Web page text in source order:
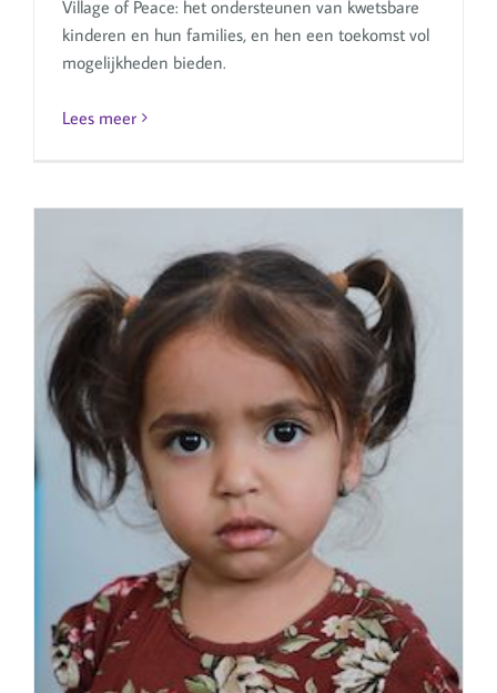
Village of Peace: het ondersteunen van kwetsbare
kinderen en hun families, en hen een toekomst vol
mogelijkheden bieden.
Lees meer
Maryam was ernstig
ondervoed